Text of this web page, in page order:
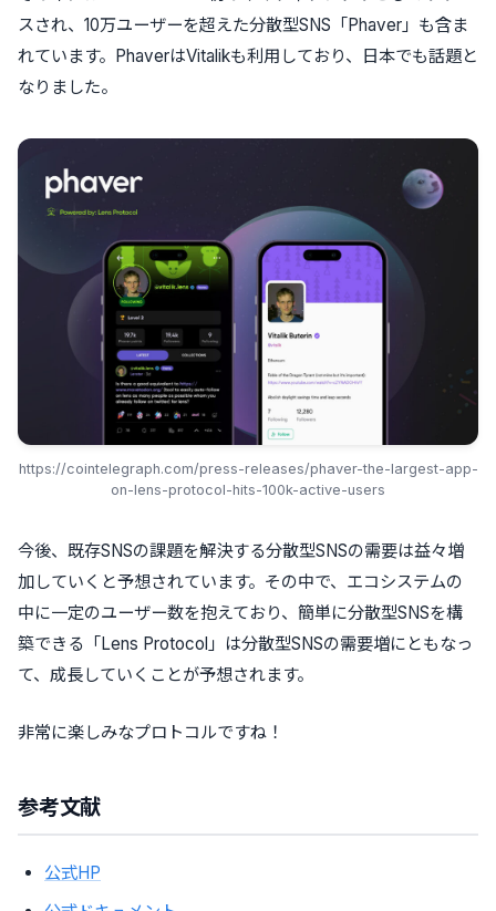
スされ、10万ユーザーを超えた分散型SNS「Phaver」も含ま
れています。PhaverはVitalikも利用しており、日本でも話題と
なりました。
https://cointelegraph.com/press-releases/phaver-the-largest-app-
on-lens-protocol-hits-100k-active-users
今後、既存SNSの課題を解決する分散型SNSの需要は益々増
加していくと予想されています。その中で、エコシステムの
中に一定のユーザー数を抱えており、簡単に分散型SNSを構
築できる「Lens Protocol」は分散型SNSの需要増にともなっ
て、成長していくことが予想されます。
非常に楽しみなプロトコルですね！
参考文献
公式HP